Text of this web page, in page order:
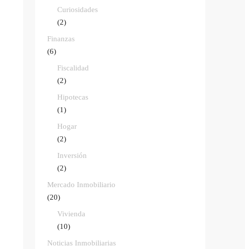
Curiosidades
(2)
Finanzas
(6)
Fiscalidad
(2)
Hipotecas
(1)
Hogar
(2)
Inversión
(2)
Mercado Inmobiliario
(20)
Vivienda
(10)
Noticias Inmobiliarias